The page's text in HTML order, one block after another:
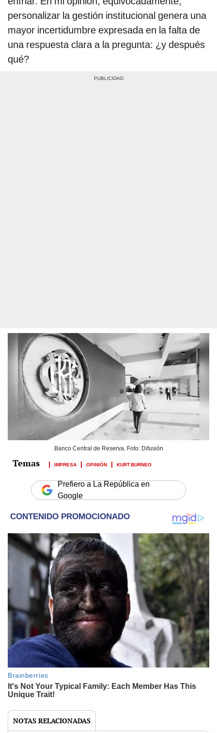
personalizar la gestión institucional genera una
mayor incertidumbre expresada en la falta de
una respuesta clara a la pregunta: ¿y después
qué?
Banco Central de Reserva. Foto: Difusión
IMPRESA OPINIÓN KURT BURNEO
Prefiero a La República en
Google
NOTAS RELACIONADAS